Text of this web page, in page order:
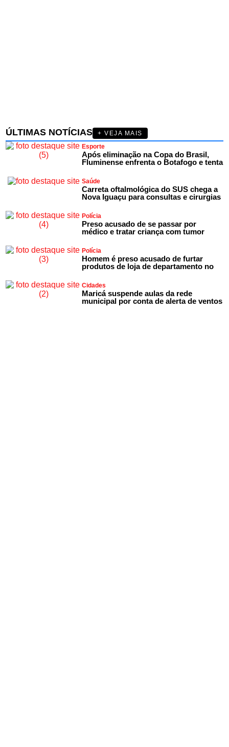
ÚLTIMAS NOTÍCIAS
+ VEJA MAIS
Esporte
Após eliminação na Copa do Brasil,
Fluminense enfrenta o Botafogo e tenta
Saúde
Carreta oftalmológica do SUS chega a
Nova Iguaçu para consultas e cirurgias
Polícia
Preso acusado de se passar por
médico e tratar criança com tumor
Polícia
Homem é preso acusado de furtar
produtos de loja de departamento no
Cidades
Maricá suspende aulas da rede
municipal por conta de alerta de ventos